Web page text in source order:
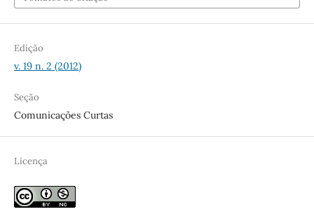
Edição
v. 19 n. 2 (2012)
Seção
Comunicações Curtas
Licença